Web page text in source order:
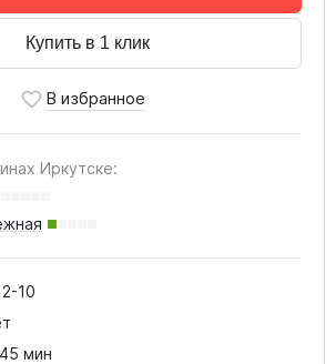
Купить в 1 клик
Иркутске:
2-10
мин